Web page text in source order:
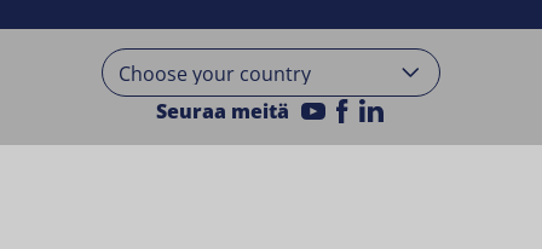
Seuraa meitä